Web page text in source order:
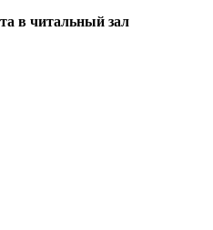
в читальный зал